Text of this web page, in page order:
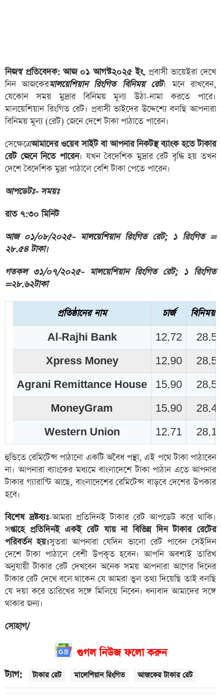
নিজস্ব প্রতিবেদক:আজ ০১ আগস্ট২০২৫ ইং, প্রবাসী ভায়েইরা দেখে
নিন আজকেরমালয়েশিয়ান রিংগিত বিনিময় রেট। মনে রাখবেন,
যেকোন সময় মুদ্রার বিনিময় মূল্য উঠা-নামা করতে পারে।
মালয়েশিয়ান রিংগিত রেট। প্রবাসী ভাইদের উদ্দেশ্যে বলছি আপনারা
বিনিময় মূল্য (রেট) জেনে দেশে টাকা পাঠাতে পারেন।
সেক্ষেত্রেআমাদের ওয়েব সাইট বা আপনার নিকটস্থ ব্যাংক হতে টাকার
রেট জেনে নিতে পারেন। যখন বৈদেশিক মুদ্রার রেট বৃদ্ধি হয় তখন
দেশে বৈদেশিক মুদ্রা পাঠালে বেশি টাকা পেতে পারেন।
আপডেটঃ- সময়ঃ
রাত ৭:৩০ মিনিট
আজ ০১/০৮/২০২৫- মালয়েশিয়ান রিংগিত রেট; ১ রিংগিত =
২৮.৫৪ টাকা।
গতকল ৩১/০৭/২০২৫- মালয়েশিয়ান রিংগিত রেট; ১ রিংগিত
=২৮.৬২টাকা
প্রতিষ্ঠানের নাম চার্জ
বিনিময়
Al-Rajhi Bank
12.72
Xpress Money
12.90
Agrani Remittance House
15.90
MoneyGram
15.90
Western Union
12.71
হুন্ডিতে রেমিটেন্স পাঠানো একটি অবৈধ পন্থা, এই পথে টাকা পাঠাবেন
না। আপনারা ব্যাংকের মধ্যমে বাংলাদেশে টাকা পাঠান এতে আপনার
টাকার গ্যারান্টি আছে, বাংলাদেশের রেমিটেন্স বাড়বে দেশের উপকার
হবে।
বিশেষ দ্রষ্টব্যঃ-আমরা প্রতিদিনই টাকার রেট আপডেট করে থাকি।
সপ্তাহে প্রতিদিনই একই রেট যায় না বিভিন্ন দিন টাকার রেটের
পরিবর্তন হয়।সুতরা আপনারা যেদিন ভালো রেট পাবেন সেইদিন
দেশে টাকা পাঠালে বেশী উপকৃত হবেন। আপনি অবশ্যই তারিখ
অনুযায়ী টাকার রেট দেখবেন অনেক সময় আপনারা আগের দিনের
টাকার রেট দেখে বলে থাকেন যে আমরা ভুল তথ্য দিয়েছি তাই বলছি
যে দয়া করে তারিখের সঙ্গে মিলিয়ে নিবেন। ধন্যবাদ আমাদের সঙ্গে
থাকার জন্য।
সোহাগ/
গুগল নিউজ ফলো করুন
ট্যাগ: টাকার রেট মালেশিয়ান রিংগিত আজকের টাকার রেট